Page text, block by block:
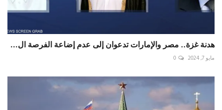
هدنة غزة.. مصر والإمارات تدعوان إلى عدم إضاعة الفرصة ال...
مايو 7, 2024 0